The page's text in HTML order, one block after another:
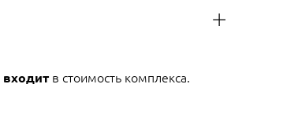
входит в стоимость комплекса.